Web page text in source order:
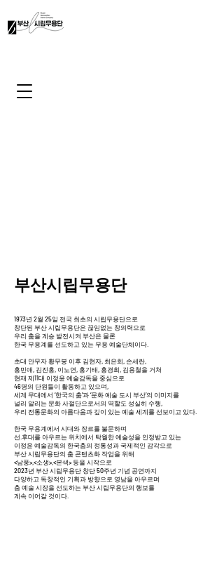
​부산시립무용단
1973년 2월 25일 전국 최초의 시립무용단으로
창단된 부산 시립무용단은 끊임없는 창의력으로
우리 춤을 계승 발전시켜 부산은 물론
한국 무용계를 선도하고 있는 무용 예술단체이다.
초대 안무자 황무봉 이후 김현자, 최은희, 손세란,
홍민애, 김진홍, 이노연, 홍기태, 홍경희, 김용철을 거쳐
현재 제11대 이정윤 예술감독을 중심으로
46명의 단원들이 활동하고 있으며,
세계 무대에서 ‘한국의 춤’과 ‘문화 예술 도시 부산’의 이미지를
널리 알리는 문화 사절단으로서의 역할도 성실히 수행,
우리 전통문화의 아름다움과 깊이 있는 예술 세계를 선보이고 있다.
한국 무용계에서 시대와 장르를 불문하며
선.후대를 아우르는 위치에서 탁월한 예술성을 인정받고 있는
이정윤 예술감독의 한국춤의 정통성과 국제적인 감각으로
부산 시립무용단의 춤 콘텐츠화 작업을 위해
<남풍>,<소생>,<본색> 등을 시작으로
2023년 부산 시립무용단 창단 50주년 기념 공연까지
다양하고 독창적인 기획과 방향으로 영남을 아우르며
춤 예술 시장을 선도하는 부산 시립무용단의 행보를
계속 이어갈 것이다.